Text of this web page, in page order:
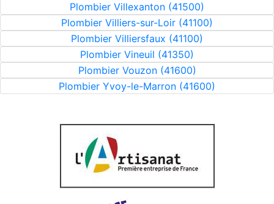
Plombier Villexanton (41500)
Plombier Villiers-sur-Loir (41100)
Plombier Villiersfaux (41100)
Plombier Vineuil (41350)
Plombier Vouzon (41600)
Plombier Yvoy-le-Marron (41600)